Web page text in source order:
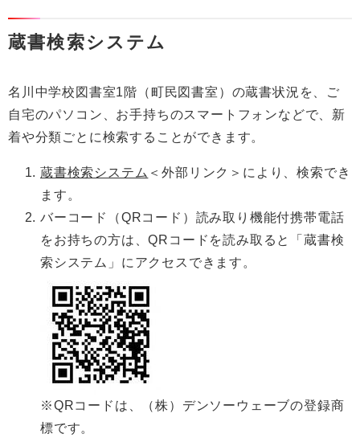
蔵書検索システム
名川中学校図書室1階（町民図書室）の蔵書状況を、ご
自宅のパソコン、お手持ちのスマートフォンなどで、新
着や分類ごとに検索することができます。
蔵書検索システム ＜外部リンク＞ により、検索でき
ます。
バーコード（QRコード）読み取り機能付携帯電話
をお持ちの方は、QRコードを読み取ると「蔵書検
索システム」にアクセスできます。
※QRコードは、（株）デンソーウェーブの登録商
標です。